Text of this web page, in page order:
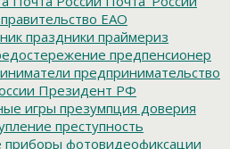
правительство ЕАО
праздники праймериз
предпенсионер
предпринимательство
Президент РФ
игры презумпция доверия
преступность
приборы фотовидеофиксации